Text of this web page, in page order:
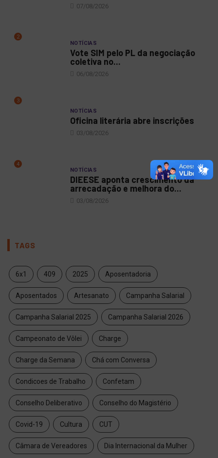
07/08/2026
2
NOTÍCIAS
Vote SIM pelo PL da negociação
coletiva no...
06/08/2026
3
NOTÍCIAS
Oficina literária abre inscrições
03/08/2026
4
NOTÍCIAS
DIEESE aponta crescimento da
arrecadação e melhora do...
03/08/2026
TAGS
6x1 409 2025 Aposentadoria
Aposentados Artesanato Campanha Salarial
Campanha Salarial 2025 Campanha Salarial 2026
Campeonato de Vôlei Charge
Charge da Semana Chá com Conversa
Condicoes de Trabalho Confetam
Conselho Deliberativo Conselho do Magistério
Covid-19 Cultura CUT
Câmara de Vereadores Dia Internacional da Mulher